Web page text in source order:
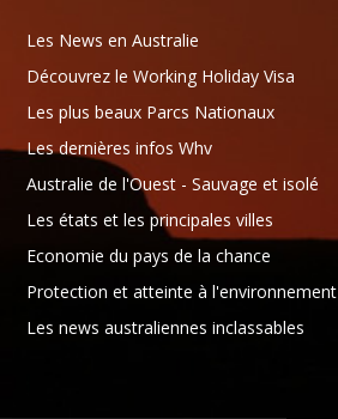
Les News en Australie
Découvrez le Working Holiday Visa
Les plus beaux Parcs Nationaux
Les dernières infos Whv
Australie de l'Ouest - Sauvage et isolé
Les états et les principales villes
Economie du pays de la chance
Protection et atteinte à l'environnement
Les news australiennes inclassables